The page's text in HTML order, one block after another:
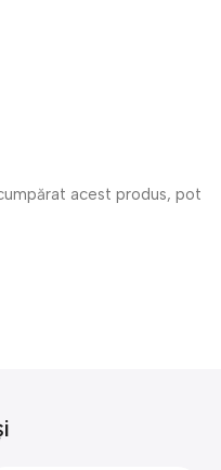
acest produs, pot